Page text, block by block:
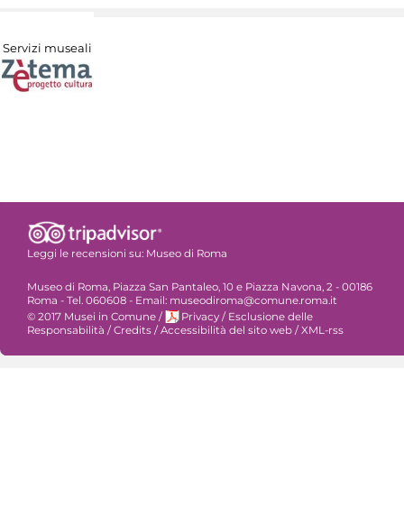
Servizi museali
Leggi le recensioni su: Museo di Roma
Museo di Roma, Piazza San Pantaleo, 10 e Piazza Navona, 2 - 00186
Roma - Tel. 060608 - Email: museodiroma@comune.roma.it
© 2017 Musei in Comune / Privacy / Esclusione delle
Responsabilità / Credits / Accessibilità del sito web / XML-rss